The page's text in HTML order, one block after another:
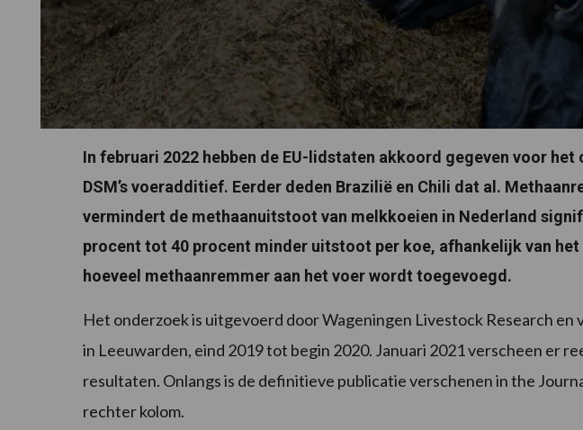
In februari 2022 hebben de EU-lidstaten akkoord gegeven voor het
DSM’s voeradditief. Eerder deden Brazilië en Chili dat al.
vermindert de methaanuitstoot van melkkoeien in Nederland
procent tot 40 procent minder uitstoot per koe, afhankelijk van het
hoeveel methaanremmer aan het voer wordt toegevoegd.
Het onderzoek is uitgevoerd door Wageningen Livestock Research en
in Leeuwarden, eind 2019 tot begin 2020. Januari 2021 verscheen er
resultaten. Onlangs is de definitieve publicatie verschenen in the
rechter kolom.